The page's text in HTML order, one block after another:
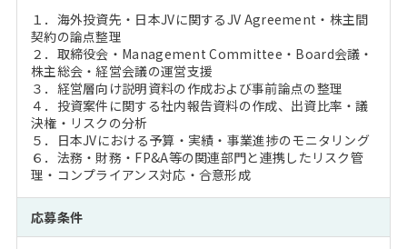
１．海外投資先・日本JVに関するJV Agreement・株主間
契約の論点整理
２．取締役会・Management Committee・Board会議・
株主総会・経営会議の運営支援
３．経営層向け説明資料の作成および事前論点の整理
４．投資案件に関する社内報告資料の作成、出資比率・議
決権・リスクの分析
５．日本JVにおける予算・実績・事業進捗のモニタリング
６．法務・財務・FP&A等の関連部門と連携したリスク管
理・コンプライアンス対応・合意形成
応募条件